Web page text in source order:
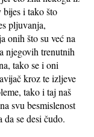
i tako što
pljuvanja,
onih što su već na
njegovih trenutnih
tako se i oni
kroz te izljeve
tako i taj naš
svu besmislenost
se desi čudo.